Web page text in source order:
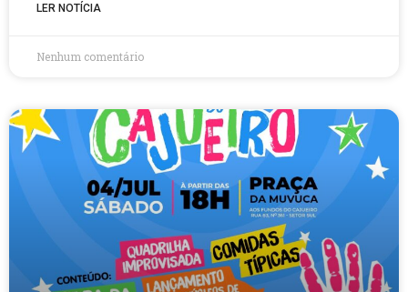
LER NOTÍCIA
Nenhum comentário